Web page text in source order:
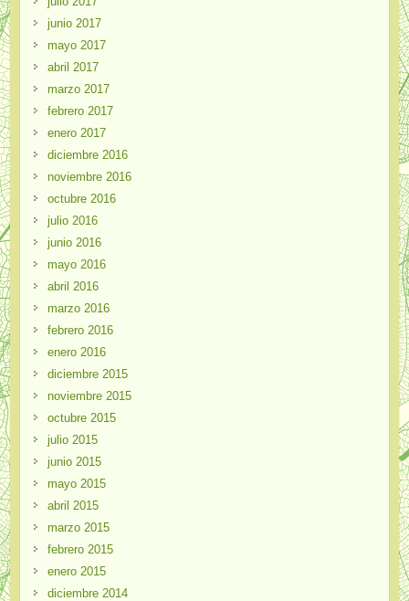
junio 2017
mayo 2017
abril 2017
marzo 2017
febrero 2017
enero 2017
diciembre 2016
noviembre 2016
octubre 2016
julio 2016
junio 2016
mayo 2016
abril 2016
marzo 2016
febrero 2016
enero 2016
diciembre 2015
noviembre 2015
octubre 2015
julio 2015
junio 2015
mayo 2015
abril 2015
marzo 2015
febrero 2015
enero 2015
diciembre 2014